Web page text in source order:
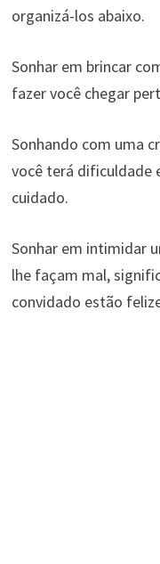
organizá-los abaixo.
Sonhar em brincar
fazer você chegar
Sonhando com uma
você terá dificuldade
cuidado.
Sonhar em intimidar
lhe façam mal,
convidado estão